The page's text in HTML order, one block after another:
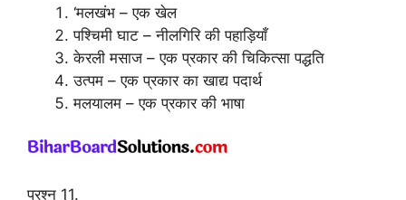
‘मलखंभ – एक खेल
पश्चिमी घाट – नीलगिरि की पहाड़ियाँ
केरली मसाज – एक प्रकार की चिकित्सा पद्धति
उत्पम – एक प्रकार का खाद्य पदार्थ
मलयालम – एक प्रकार की भाषा
प्रश्न 11.